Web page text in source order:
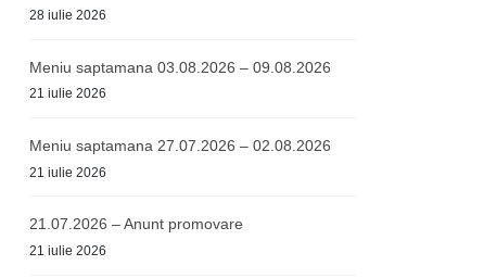
28 iulie 2026
Meniu saptamana 03.08.2026 – 09.08.2026
21 iulie 2026
Meniu saptamana 27.07.2026 – 02.08.2026
21 iulie 2026
21.07.2026 – Anunt promovare
21 iulie 2026